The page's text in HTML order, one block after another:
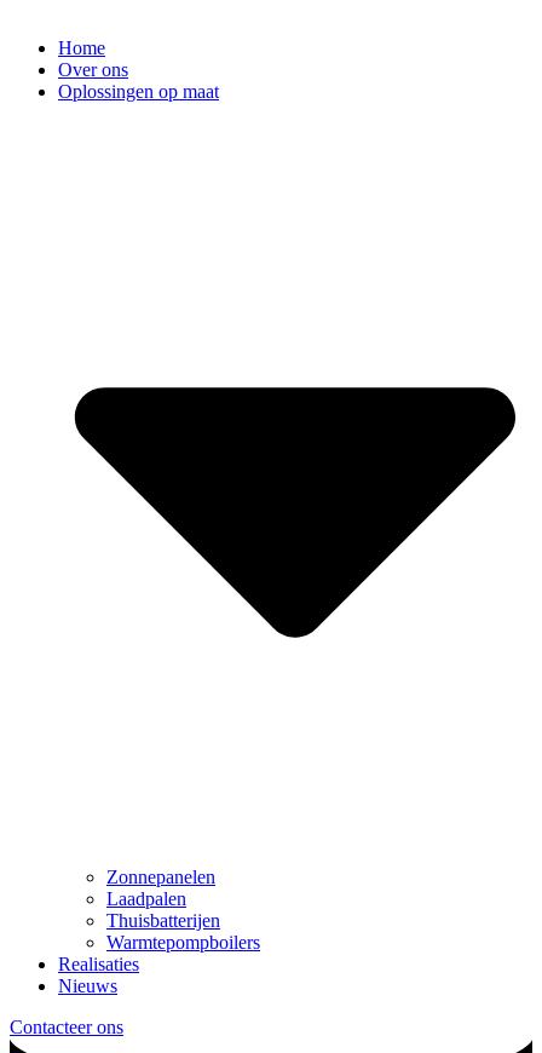
Home
Over ons
Oplossingen op maat
Zonnepanelen
Laadpalen
Thuisbatterijen
Warmtepompboilers
Realisaties
Nieuws
Contacteer ons